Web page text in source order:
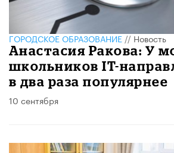
ГОРОДСКОЕ ОБРАЗОВАНИЕ//Новость
Анастасия Ракова: У
школьников IT-
в два раза популярнее
10 сентября